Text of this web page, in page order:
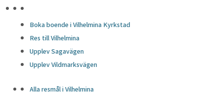
Boka boende i Vilhelmina Kyrkstad
Res till Vilhelmina
Upplev Sagavägen
Upplev Vildmarksvägen
Alla resmål i Vilhelmina